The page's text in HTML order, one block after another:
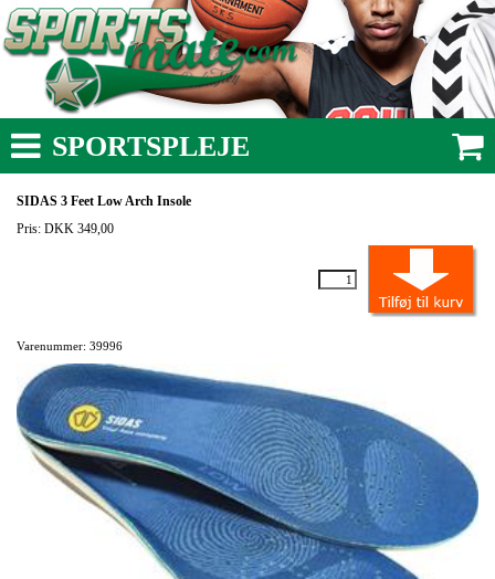
SPORTSPLEJE
SIDAS 3 Feet Low Arch Insole
Pris: DKK 349,00
Varenummer: 39996